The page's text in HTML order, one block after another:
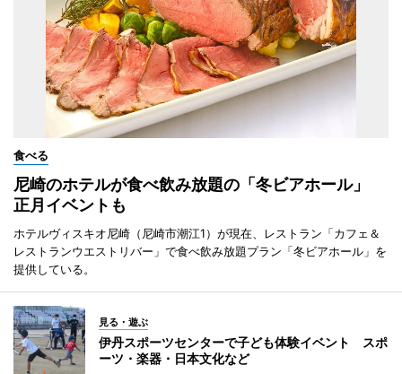
食べる
尼崎のホテルが食べ飲み放題の「冬ビアホール」
正月イベントも
ホテルヴィスキオ尼崎（尼崎市潮江1）が現在、レストラン「カフェ＆
レストランウエストリバー」で食べ飲み放題プラン「冬ビアホール」を
提供している。
見る・遊ぶ
伊丹スポーツセンターで子ども体験イベント スポ
ーツ・楽器・日本文化など